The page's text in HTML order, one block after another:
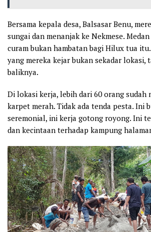
Bersama kepala desa, Balsasar Benu,
sungai dan menanjak ke Nekmese.
curam bukan hambatan bagi Hilux tua
yang mereka kejar bukan sekadar lokasi,
baliknya.
Di lokasi kerja, lebih dari 60 orang sudah
karpet merah. Tidak ada tenda pesta. Ini
seremonial, ini kerja gotong royong. Ini
dan kecintaan terhadap kampung